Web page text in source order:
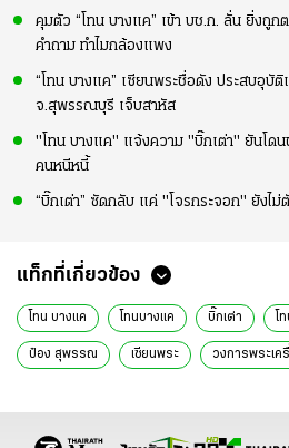
คุมตัว “โทน บางแค” เข้า บช.ก. ลั่น ยิ่งถูก
คำถาม ทำไมกล้องแพง
“โทน บางแค” เซียนพระชื่อดัง ประสบอุบั
จ.สุพรรณบุรี เจ็บสาหัส
"โทน บางแค" แจ้งความ "บิ๊กเต่า" ยันโดน
คนหนีหนี้
“บิ๊กเต่า” ซัดกลับ แค่ "โจรกระจอก" ยังไ
แท็กที่เกี่ยวข้อง
โทน บางแค โทนบางแค บิ๊กเต่า โ
ป๋อง สุพรรณ เซียนพระ วงการพระเค